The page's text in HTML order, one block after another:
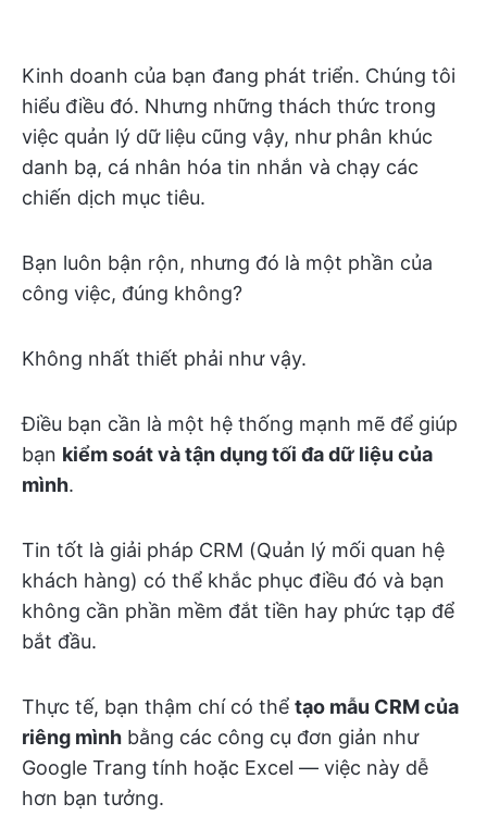
Kinh doanh của bạn đang phát triển. Chúng tôi
hiểu điều đó. Nhưng những thách thức trong
việc quản lý dữ liệu cũng vậy, như phân khúc
danh bạ, cá nhân hóa tin nhắn và chạy các
chiến dịch mục tiêu.
Bạn luôn bận rộn, nhưng đó là một phần của
công việc, đúng không?
Không nhất thiết phải như vậy.
Điều bạn cần là một hệ thống mạnh mẽ để giúp
bạn kiểm soát và tận dụng tối đa dữ liệu của
mình.
Tin tốt là giải pháp CRM (Quản lý mối quan hệ
khách hàng) có thể khắc phục điều đó và bạn
không cần phần mềm đắt tiền hay phức tạp để
bắt đầu.
Thực tế, bạn thậm chí có thể tạo mẫu CRM của
riêng mình bằng các công cụ đơn giản như
Google Trang tính hoặc Excel — việc này dễ
hơn bạn tưởng.